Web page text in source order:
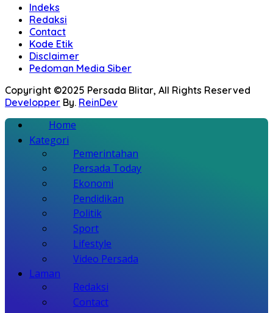
Indeks
Redaksi
Contact
Kode Etik
Disclaimer
Pedoman Media Siber
Copyright ©2025 Persada Blitar, All Rights Reserved
Developper By. ReinDev
Home
Kategori
Pemerintahan
Persada Today
Ekonomi
Pendidikan
Politik
Sport
Lifestyle
Video Persada
Laman
Redaksi
Contact